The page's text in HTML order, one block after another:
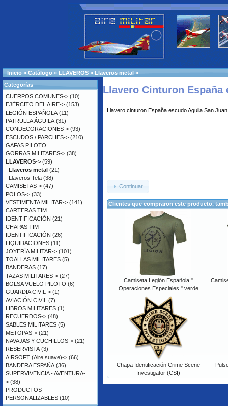
Inicio » Catálogo » LLAVEROS » Llaveros metal »
Llavero Cinturon España
Llavero cinturon España escudo Aguila San Juan
Continuar
Clientes que compraron este producto,
Camiseta Legión Española "
Operaciones Especiales " verde
Chapa Identificación Crime Scene
Investigator (CSI)
Categorías
CUERPOS COMUNES-> (10)
EJÉRCITO DEL AIRE-> (153)
LEGIÓN ESPAÑOLA (11)
PATRULLA ÁGUILA (31)
CONDECORACIONES-> (93)
ESCUDOS / PARCHES-> (210)
GAFAS PILOTO
GORRAS MILITARES-> (38)
LLAVEROS-> (59)
Llaveros metal (21)
Llaveros Tela (38)
CAMISETAS-> (47)
POLOS-> (33)
VESTIMENTA MILITAR-> (141)
CARTERAS TIM
IDENTIFICACIÓN (21)
CHAPAS TIM
IDENTIFICACIÓN (26)
LIQUIDACIONES (11)
JOYERÍA MILITAR-> (101)
TOALLAS MILITARES (5)
BANDERAS (17)
TAZAS MILITARES-> (27)
BOLSA VUELO PILOTO (6)
GUARDIA CIVIL-> (1)
AVIACIÓN CIVIL (7)
LIBROS MILITARES (1)
RECUERDOS-> (48)
SABLES MILITARES (5)
METOPAS-> (21)
NAVAJAS Y CUCHILLOS-> (21)
RESERVISTA (3)
AIRSOFT (Aire suave)-> (66)
BANDERA ESPAÑA (36)
SUPERVIVENCIA - AVENTURA-
> (38)
PRODUCTOS
PERSONALIZABLES (10)